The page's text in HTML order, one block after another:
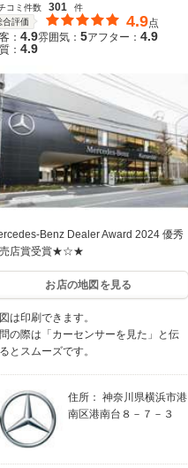
コミ件数 301
件
合評価
4.9点
： 4.9雰囲気： 5アフター： 4.9
： 4.9
Benz Dealer Award 2024 優秀
店賞受賞★☆★
お店の地図を見る
は印刷できます。
の際は「カーセンサーを見た」と伝
とスムーズです。
住所： 神奈川県横浜市港
南区港南台８－７－３